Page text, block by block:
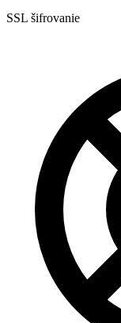
SSL šifrovanie